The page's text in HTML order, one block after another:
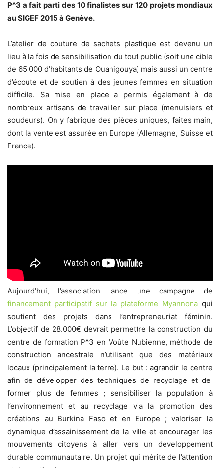
P^3 a fait parti des 10 finalistes sur 120 projets mondiaux
au SIGEF 2015 à Genève.
L’atelier de couture de sachets plastique est devenu un
lieu à la fois de sensibilisation du tout public (soit une cible
de 65.000 d’habitants de Ouahigouya) mais aussi un centre
d’écoute et de soutien à des jeunes femmes en situation
difficile. Sa mise en place a permis également à de
nombreux artisans de travailler sur place (menuisiers et
soudeurs). On y fabrique des pièces uniques, faites main,
dont la vente est assurée en Europe (Allemagne, Suisse et
France).
Aujourd’hui, l’association lance une campagne de
financement participatif sur la plateforme Myannona qui
soutient des projets dans l’entrepreneuriat féminin.
L’objectif de 28.000€ devrait permettre la construction du
centre de formation P^3 en Voûte Nubienne, méthode de
construction ancestrale n’utilisant que des matériaux
locaux (principalement la terre). Le but : agrandir le centre
afin de développer des techniques de recyclage et de
former plus de femmes ; sensibiliser la population à
l’environnement et au recyclage via la promotion des
créations au Burkina Faso et en Europe ; valoriser la
dynamique d’assainissement de la ville et encourager les
mouvements citoyens à aller vers un développement
durable communautaire. Un projet qui mérite de l’attention